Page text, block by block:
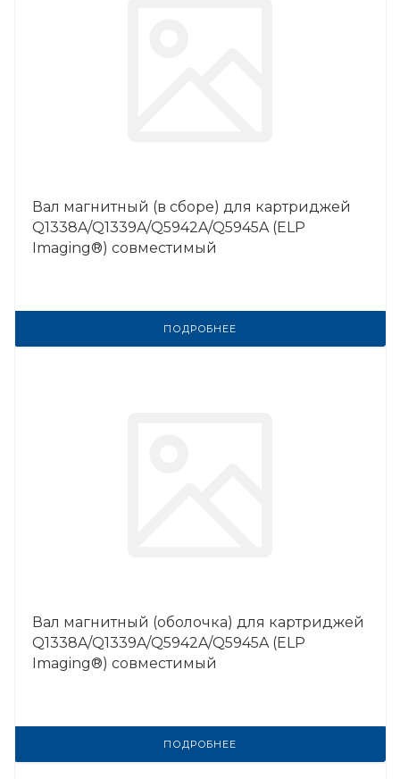
Вал магнитный (в сборе) для картриджей
Q1338A/Q1339A/Q5942A/Q5945A (ELP
Imaging®) совместимый
ПОДРОБНЕЕ
Вал магнитный (оболочка) для картриджей
Q1338A/Q1339A/Q5942A/Q5945A (ELP
Imaging®) совместимый
ПОДРОБНЕЕ